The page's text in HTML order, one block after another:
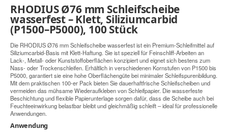
RHODIUS Ø76 mm Schleifscheibe
wasserfest – Klett, Siliziumcarbid
(P1500–P5000), 100 Stück
Die RHODIUS Ø76 mm Schleifscheibe wasserfest ist ein Premium-Schleifmittel auf
Siliziumcarbid-Basis mit Klett-Haftung. Sie ist speziell für Feinschliff-Arbeiten an
Lack-, Metall- oder Kunststoffoberflächen konzipiert und eignet sich bestens zum
Nass- oder Trocken­schleifen. Erhältlich in verschiedenen Korn­stufen von P1500 bis
P5000, garantiert sie eine hohe Oberflächengüte bei minimaler Schleifspurenbildung.
Mit dem praktischen 100-er Pack bieten Sie dauerhaftfrische Schleifscheiben und
vermeiden das mühsame Wiederaufkleben von Schleifpapier. Die wasserfeste
Beschichtung und flexible Papierunterlage sorgen dafür, dass die Scheibe auch bei
Feuchteeinwirkung belastbar bleibt und gleichmäßig schleift – ideal für professionelle
Anwendungen.
Anwendung